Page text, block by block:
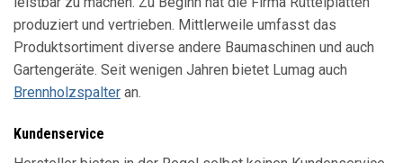
produziert und vertrieben. Mittlerweile umfasst das
Produktsortiment diverse andere Baumaschinen und auch
Gartengeräte. Seit wenigen Jahren bietet Lumag auch
Brennholzspalter an.
Kundenservice